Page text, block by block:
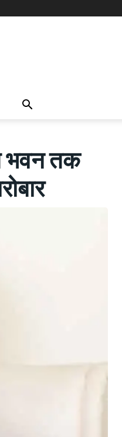
भवन तक